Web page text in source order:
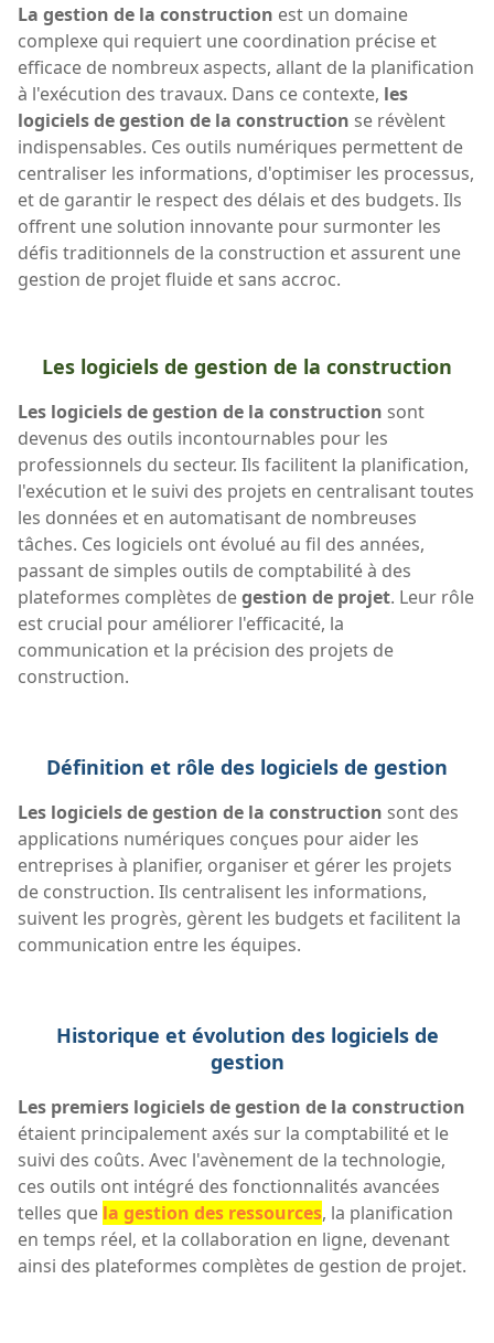
La gestion de la construction est un domaine
complexe qui requiert une coordination précise et
efficace de nombreux aspects, allant de la planification
à l'exécution des travaux. Dans ce contexte, les
logiciels de gestion de la construction se révèlent
indispensables. Ces outils numériques permettent de
centraliser les informations, d'optimiser les processus,
et de garantir le respect des délais et des budgets. Ils
offrent une solution innovante pour surmonter les
défis traditionnels de la construction et assurent une
gestion de projet fluide et sans accroc.
Les logiciels de gestion de la construction
Les logiciels de gestion de la construction sont
devenus des outils incontournables pour les
professionnels du secteur. Ils facilitent la planification,
l'exécution et le suivi des projets en centralisant toutes
les données et en automatisant de nombreuses
tâches. Ces logiciels ont évolué au fil des années,
passant de simples outils de comptabilité à des
plateformes complètes degestion de projet. Leur rôle
est crucial pour améliorer l'efficacité, la
communication et la précision des projets de
construction.
Définition et rôle des logiciels de gestion
Les logiciels de gestion de la construction sont des
applications numériques conçues pour aider les
entreprises à planifier, organiser et gérer les projets
de construction. Ils centralisent les informations,
suivent les progrès, gèrent les budgets et facilitent la
communication entre les équipes.
Historique et évolution des logiciels de
gestion
Les premiers logiciels de gestion de la construction
étaient principalement axés sur la comptabilité et le
suivi des coûts. Avec l'avènement de la technologie,
ces outils ont intégré des fonctionnalités avancées
telles que la gestion des ressources, la planification
en temps réel, et la collaboration en ligne, devenant
ainsi des plateformes complètes de gestion de projet.